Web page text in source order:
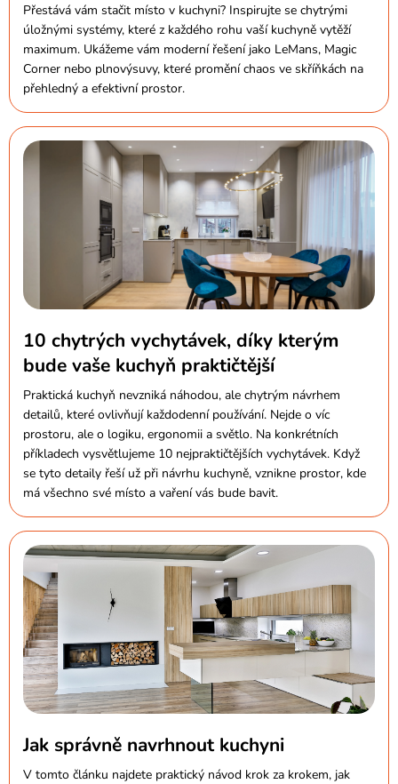
Přestává vám stačit místo v kuchyni? Inspirujte se chytrými
úložnými systémy, které z každého rohu vaší kuchyně vytěží
maximum. Ukážeme vám moderní řešení jako LeMans, Magic
Corner nebo plnovýsuvy, které promění chaos ve skříňkách na
přehledný a efektivní prostor.
10 chytrých vychytávek, díky kterým
bude vaše kuchyň praktičtější
Praktická kuchyň nevzniká náhodou, ale chytrým návrhem
detailů, které ovlivňují každodenní používání. Nejde o víc
prostoru, ale o logiku, ergonomii a světlo. Na konkrétních
příkladech vysvětlujeme 10 nejpraktičtějších vychytávek. Když
se tyto detaily řeší už při návrhu kuchyně, vznikne prostor, kde
má všechno své místo a vaření vás bude bavit.
Jak správně navrhnout kuchyni
V tomto článku najdete praktický návod krok za krokem, jak